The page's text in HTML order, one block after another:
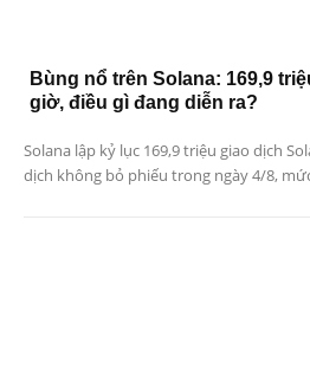
Bùng nổ trên Solana: 169,9
giờ, điều gì đang diễn ra?
Solana lập kỷ lục 169,9 triệu giao dịch
dịch không bỏ phiếu trong ngày 4/8,